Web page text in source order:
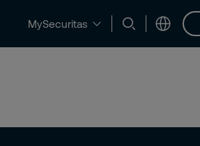
MySecuritas
Contact en ondersteuning